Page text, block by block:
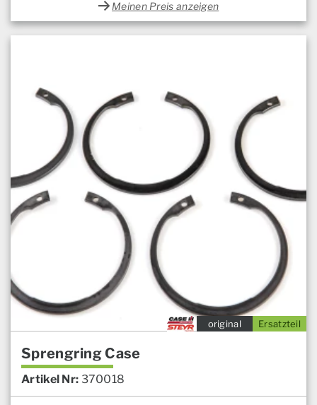
Meinen Preis anzeigen
Ersatzteil
original
Sprengring Case
Artikel Nr: 370018